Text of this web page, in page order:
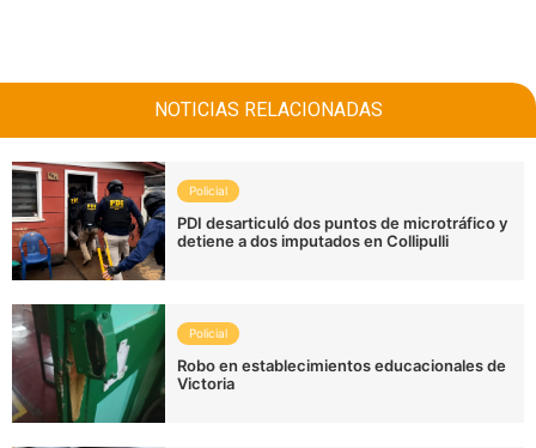
NOTICIAS RELACIONADAS
Policial
PDI desarticuló dos puntos de microtráfico y
detiene a dos imputados en Collipulli
Policial
Robo en establecimientos educacionales de
Victoria